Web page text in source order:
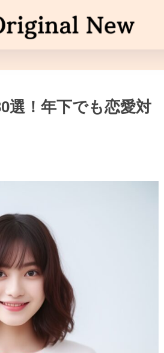
選！年下でも恋愛対